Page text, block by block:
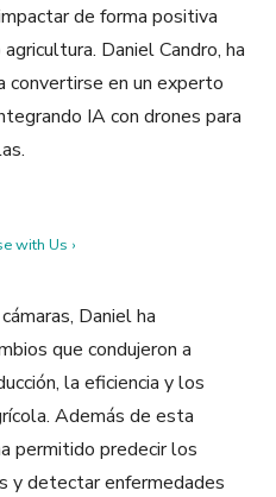
de forma positiva
Daniel Candro, ha
convertirse en un experto
IA con drones para
with Us ›
Daniel ha
que condujeron a
la eficiencia y los
Además de esta
permitido predecir los
y detectar enfermedades